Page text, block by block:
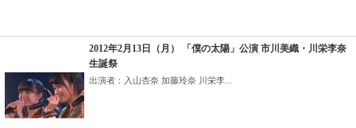
2012年2月13日（月） 「僕の太陽」公演 市川美織・川栄李奈
生誕祭
出演者：入山杏奈 加藤玲奈 川栄李...